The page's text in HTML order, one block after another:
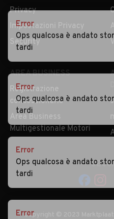
Privacy
Impostazioni Privacy
Security
AREA BUSINESS
Registrazione
concessionario
Area Business
Multigestionale Motori
Copyright © 2023
Error
Ops qualcosa è andato
tardi
Error
Ops qualcosa è andato
tardi
Error
Ops qualcosa è andato
tardi
Error